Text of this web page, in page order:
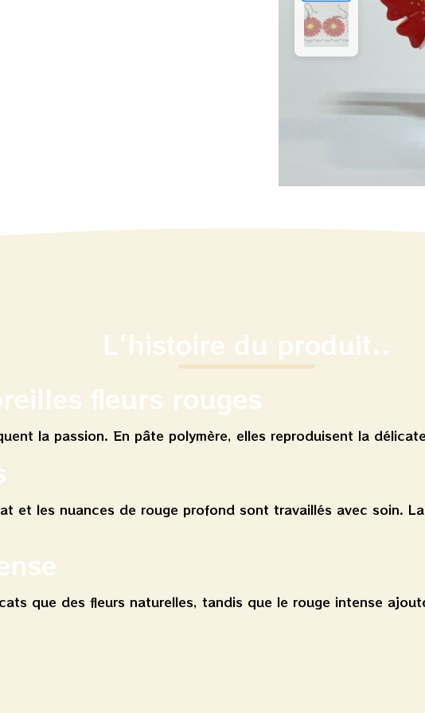
L'histoire du produit..
fleurs rouges
la passion. En pâte polymère, elles reproduisent la
et les nuances de rouge profond sont travaillés avec soin.
que des fleurs naturelles, tandis que le rouge intense